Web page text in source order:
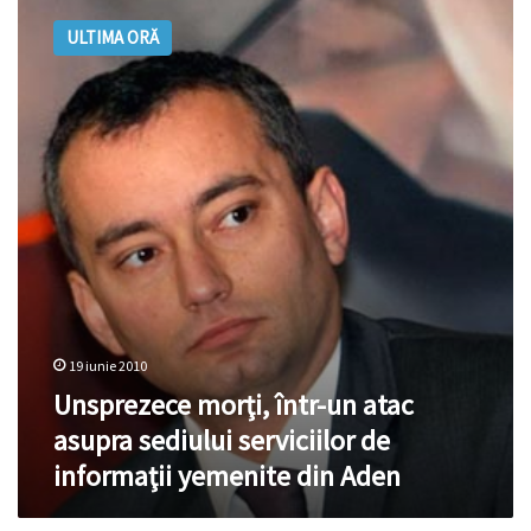
morţi,
asupra
sediului
serviciilor
informaţii
yemenite
ULTIMA ORĂ
19 iunie 2010
Unsprezece morţi, într-un atac
asupra sediului serviciilor de
informaţii yemenite din Aden